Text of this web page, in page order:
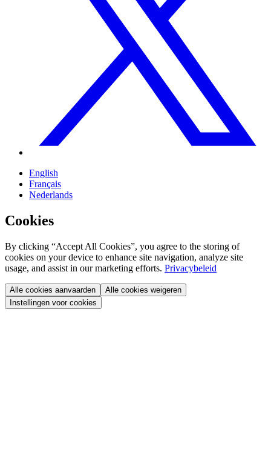
English
Français
Nederlands
Cookies
By clicking “Accept All Cookies”, you agree to the storing of
cookies on your device to enhance site navigation, analyze site
usage, and assist in our marketing efforts. Privacybeleid
Alle cookies aanvaarden
Alle cookies weigeren
Instellingen voor cookies